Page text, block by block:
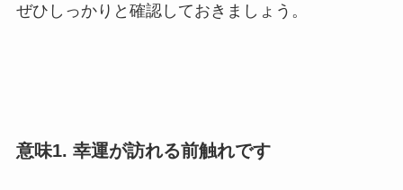
ぜひしっかりと確認しておきましょう。
意味1. 幸運が訪れる前触れです